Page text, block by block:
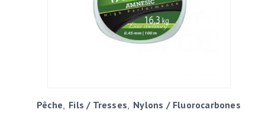
Pêche Fils / Tresses Nylons / Fluorocarbones